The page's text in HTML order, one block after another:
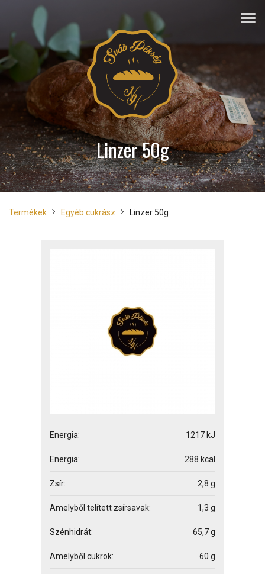
Linzer 50g
Termékek Egyéb cukrász Linzer 50g
Energia: 1217 kJ
Energia: 288 kcal
Zsír: 2,8 g
Amelyből telített zsírsavak: 1,3 g
Szénhidrát: 65,7 g
Amelyből cukrok: 60 g